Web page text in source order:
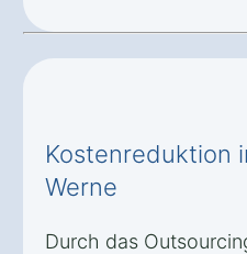
Kostenreduktion
Werne
Durch das